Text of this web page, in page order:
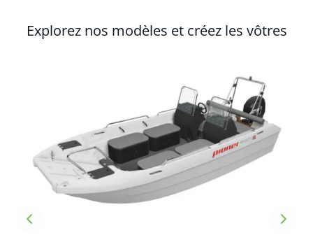
Explorez nos modèles et créez les vôtres